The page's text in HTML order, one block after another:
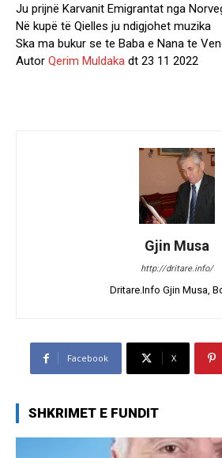
Ju prijnë Karvanit Emigrantat nga
Në kupë të Qielles ju ndigjohet muzika
Ska ma bukur se te Baba e Nana te
Autor Qerim Muldaka dt 23 11 2022
Gjin Musa
http://dritare.info/
Dritare.Info Gjin Musa,
Facebook X
SHKRIMET E FUNDIT